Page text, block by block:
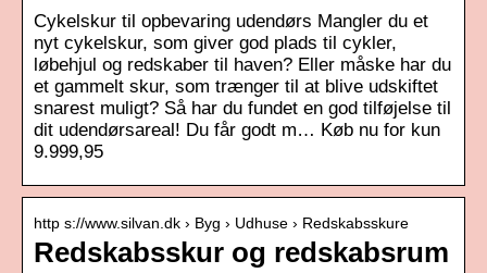
Cykelskur til opbevaring udendørs Mangler du et
nyt cykelskur, som giver god plads til cykler,
løbehjul og redskaber til haven? Eller måske har du
et gammelt skur, som trænger til at blive udskiftet
snarest muligt? Så har du fundet en god tilføjelse til
dit udendørsareal! Du får godt m… Køb nu for kun
9.999,95
http s://www.silvan.dk › Byg › Udhuse › Redskabsskure
Redskabsskur og redskabsrum